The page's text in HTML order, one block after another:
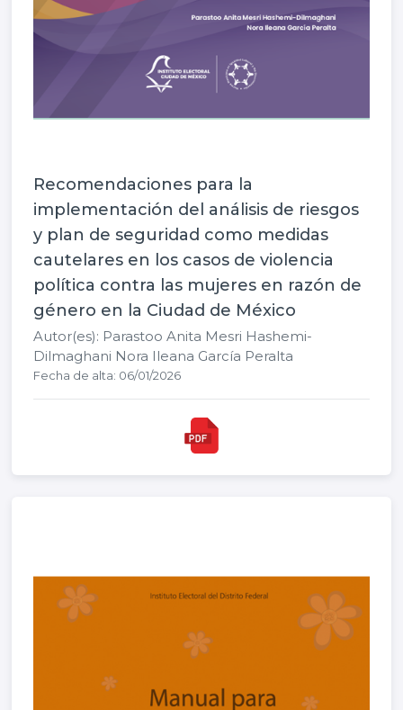
Recomendaciones para la
implementación del análisis de riesgos
y plan de seguridad como medidas
cautelares en los casos de violencia
política contra las mujeres en razón de
género en la Ciudad de México
Autor(es): Parastoo Anita Mesri Hashemi-
Dilmaghani Nora Ileana García Peralta
Fecha de alta: 06/01/2026